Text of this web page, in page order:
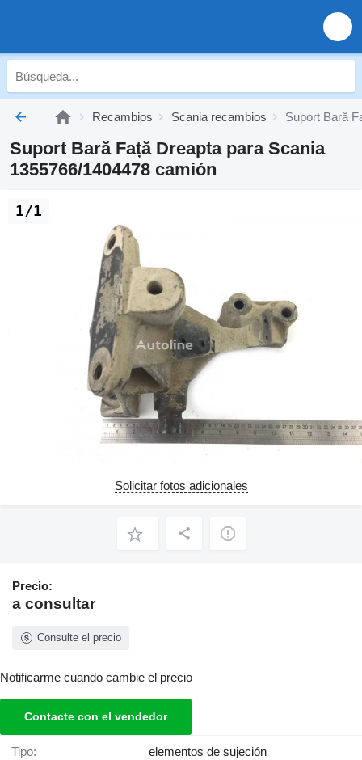
Recambios Scania recambios Suport Bară
Suport Bară Față Dreapta para Scania
1355766/1404478 camión
1/1
Solicitar fotos adicionales
Precio:
a consultar
Consulte el precio
Notificarme cuando cambie el precio
Contacte con el vendedor
Tipo: elementos de sujeción